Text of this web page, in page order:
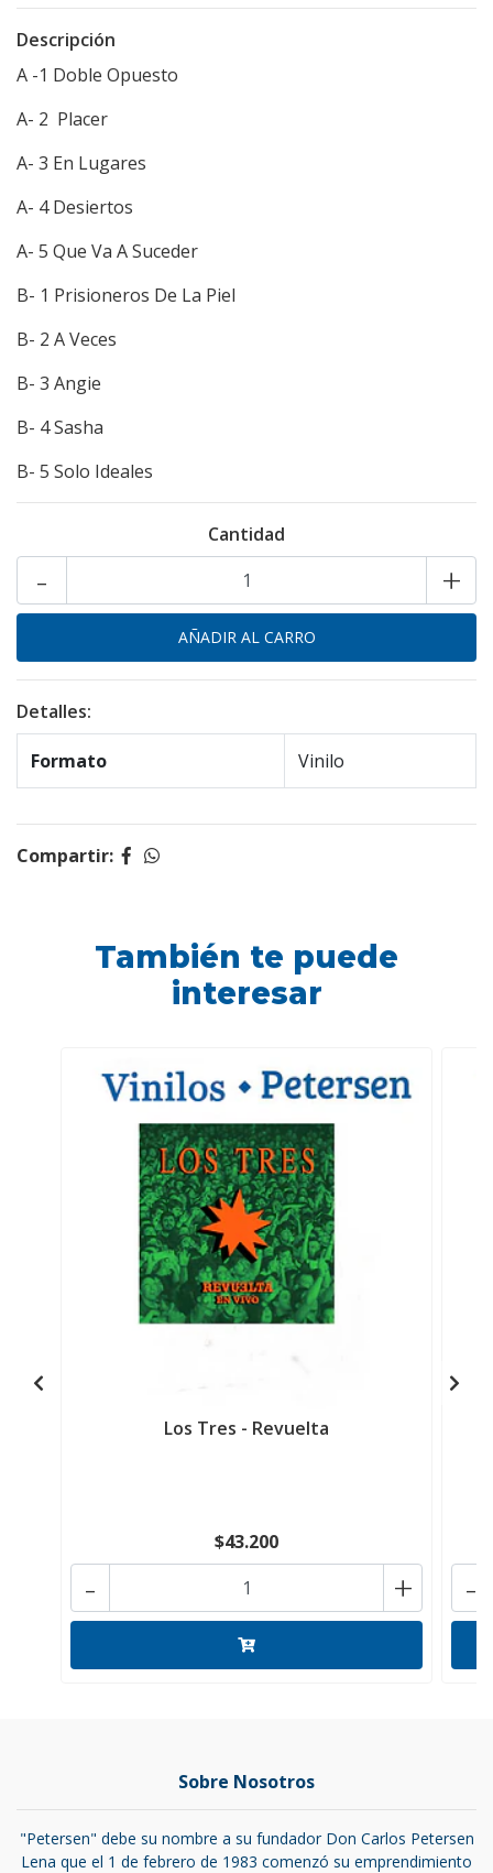
Descripción
A -1 Doble Opuesto
A- 2 Placer
A- 3 En Lugares
A- 4 Desiertos
A- 5 Que Va A Suceder
B- 1 Prisioneros De La Piel
B- 2 A Veces
B- 3 Angie
B- 4 Sasha
B- 5 Solo Ideales
Cantidad
+
-
Detalles:
Formato Vinilo
Compartir:
También te puede
interesar
Los Tres - Revuelta
$43.200
+
- -
Sobre Nosotros
"Petersen" debe su nombre a su fundador Don Carlos Petersen
Lena que el 1 de febrero de 1983 comenzó su emprendimiento